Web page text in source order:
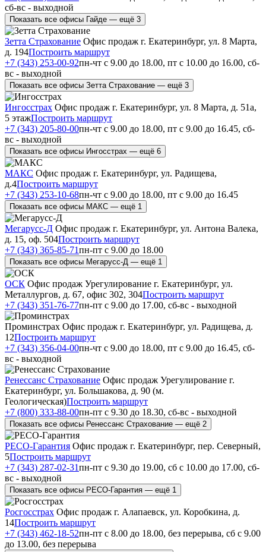
сб-вс - выходной
Показать все офисы Гайде — ещё 3
Зетта Страхование Офис продаж г. Екатеринбург, ул. 8 Марта,
д. 194Построить маршрут
+7 (343) 253-00-92пн-чт с 9.00 до 18.00, пт с 10.00 до 16.00, сб-
вс - выходной
Показать все офисы Зетта Страхование — ещё 3
Ингосстрах Офис продаж г. Екатеринбург, ул. 8 Марта, д. 51а,
5 этажПостроить маршрут
+7 (343) 205-80-00пн-чт с 9.00 до 18.00, пт с 9.00 до 16.45, сб-
вс - выходной
Показать все офисы Ингосстрах — ещё 6
МАКС Офис продаж г. Екатеринбург, ул. Радищева,
д.4Построить маршрут
+7 (343) 253-10-68пн-чт с 9.00 до 18.00, пт с 9.00 до 16.45
Показать все офисы МАКС — ещё 1
Мегарусс-Д Офис продаж г. Екатеринбург, ул. Антона Валека,
д. 15, оф. 504Построить маршрут
+7 (343) 365-85-71пн-пт с 9.00 до 18.00
Показать все офисы Мегарусс-Д — ещё 1
ОСК Офис продаж Урегулирование г. Екатеринбург, ул.
Металлургов, д. 67, офис 302, 304Построить маршрут
+7 (343) 351-76-77пн-пт с 9.00 до 17.00, сб-вс - выходной
Проминстрах Офис продаж г. Екатеринбург, ул. Радищева, д.
12Построить маршрут
+7 (343) 356-04-00пн-чт с 9.00 до 18.00, пт с 9.00 до 16.45, сб-
вс - выходной
Ренессанс Страхование Офис продаж Урегулирование г.
Екатеринбург, ул. Большакова, д. 90 (м.
Геологическая)Построить маршрут
+7 (800) 333-88-00пн-пт с 9.30 до 18.30, сб-вс - выходной
Показать все офисы Ренессанс Страхование — ещё 2
РЕСО-Гарантия Офис продаж г. Екатеринбург, пер. Северный,
5Построить маршрут
+7 (343) 287-02-31пн-пт с 9.30 до 19.00, сб с 10.00 до 17.00, сб-
вс - выходной
Показать все офисы РЕСО-Гарантия — ещё 1
Росгосстрах Офис продаж г. Алапаевск, ул. Коробкина, д.
14Построить маршрут
+7 (343) 462-18-52пн-пт с 8.00 до 18.00, без перерыва, сб с 9.00
до 13.00, без перерыва